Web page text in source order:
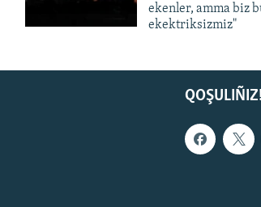
ekenler, amma biz
ekektriksizmiz"
QOŞULIÑIZ!